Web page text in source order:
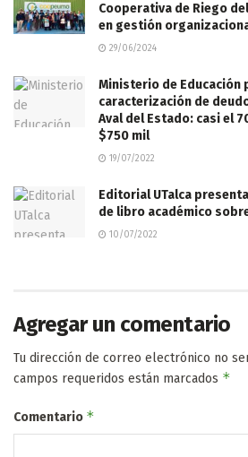
Cooperativa de Riego
en gestión
29/06/2024
Ministerio de Educación
caracterización de
Aval del Estado: casi el
$750 mil
19/07/2022
Editorial UTalca
de libro académico
10/07/2022
Agregar un comentario
Tu dirección de correo electrónico no
campos requeridos están marcados *
Comentario *